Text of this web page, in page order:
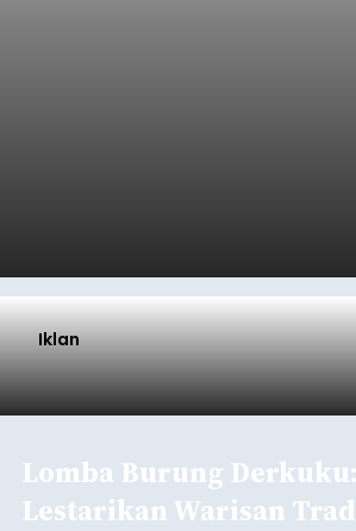
Iklan
Lomba Burung Derkuku:
Lestarikan Warisan